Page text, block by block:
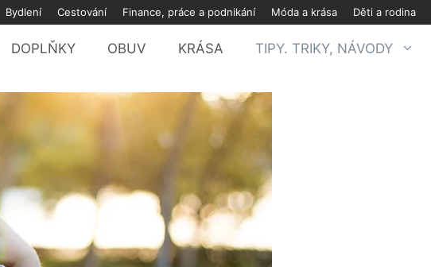
Bydlení Cestování Finance, práce a podnikání Móda a krása Děti a rodina
DOPLŇKY OBUV KRÁSA TIPY. TRIKY, NÁVODY